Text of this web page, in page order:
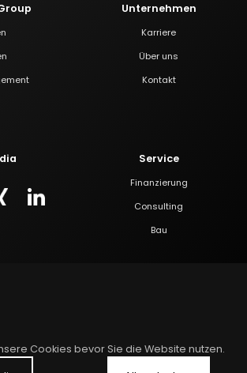
Cookies bevor Sie die Website nutzen.
Unternehmen
Karriere
Über uns
Kontakt
Service
Finanzierung
Consulting
Bau